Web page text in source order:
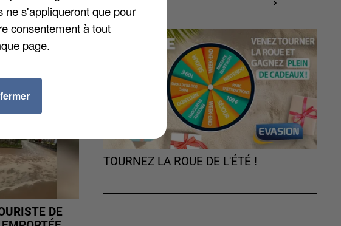
DE
TOURNEZ LA ROUE DE L'ÉTÉ !
ne s'appliqueront que pour
consentement à tout
page.